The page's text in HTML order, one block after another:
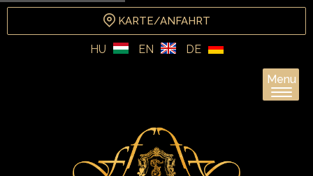
KARTE/ANFAHRT
HU EN DE
Menu